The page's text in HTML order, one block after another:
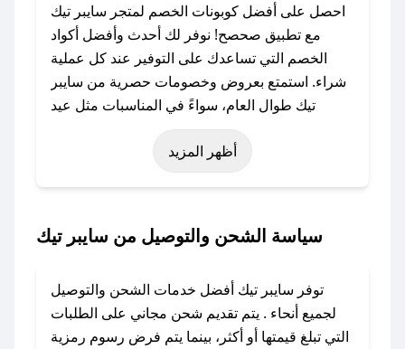
احصل على أفضل كوبونات الخصم لمتجر سايبر تيك
مع تطبيق صحصح! نوفر لك أحدث وأفضل أكواد
الخصم التي تساعدك على التوفير عند كل عملية
شراء. استمتع بعروض وخصومات حصرية من سايبر
تيك طوال العام، سواءً في المناسبات مثل عيد
الفطر، عيد الأضحى، الجمعة البيضاء (شهر نوفمبر)،
رمضان، اليوم الوطني، يوم التأسيس، أو حتى عروض
باستخدام تطبيق صحصح، يمكنك العثور بسهولة على
تواصل معنا عبر تويتر أو البريد الإلكتروني لإضافته
بسرعة.
أظهر المزيد
سياسة الشحن والتوصيل من سايبر تيك
توفر سايبر تيك أفضل خدمات الشحن والتوصيل
لجميع أنحاء . يتم تقديم شحن مجاني على الطلبات
التي تبلغ قيمتها أو أكثر، بينما يتم فرض رسوم رمزية